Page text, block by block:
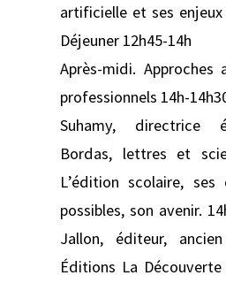
artificielle et ses
Déjeuner 12h45-14h
Après-midi. Approches
professionnels 14h-
Suhamy, directrice
Bordas, lettres et
L’édition scolaire, ses
possibles, son avenir.
Jallon, éditeur,
Éditions La